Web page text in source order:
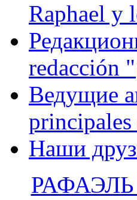
Raphael y
redacción
Ведущие
Наши